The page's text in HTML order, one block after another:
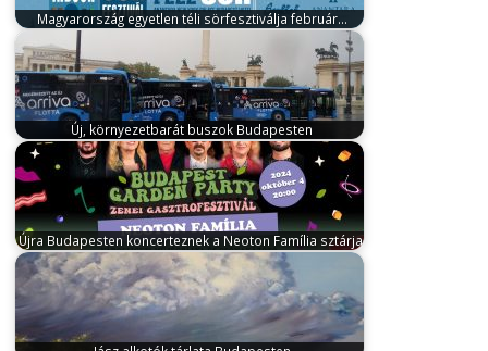
Magyarország egyetlen téli sörfesztiválja február…
január 31, 2026
A hazai téli programkínálat egyik
legkülönlegesebb eseménye tér vissza februárban.
…
Új, környezetbarát buszok Budapesten
július 9, 2025 A BKK egyi szolgáltatója, az ArrivaBus
bemutatta azokat az új…
Újra Budapesten koncerteznek a Neoton Família sztárjai
augusztus 15, 2024 A Neoton Família sztárjai
visszatérnek a fővárosba: október első
hétvégéjén…